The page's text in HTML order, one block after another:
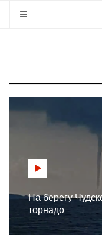
На берегу
торнадо